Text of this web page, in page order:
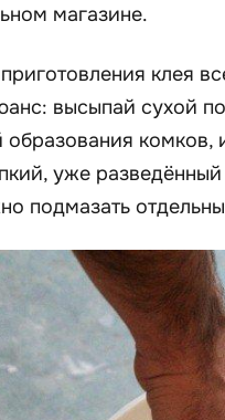
магазине.
клея
высыпай сухой
образования комков,
уже
подмазать